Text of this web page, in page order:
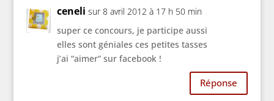
ceneli sur 8 avril 2012 à 17 h 50 min
super ce concours, je participe aussi
elles sont géniales ces petites tasses
j’ai “aimer” sur facebook !
Réponse